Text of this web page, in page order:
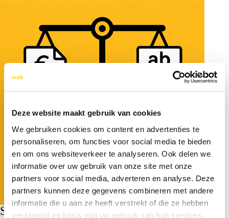
Deze website maakt gebruik van cookies
We gebruiken cookies om content en advertenties te
personaliseren, om functies voor social media te bieden
en om ons websiteverkeer te analyseren. Ook delen we
informatie over uw gebruik van onze site met onze
partners voor social media, adverteren en analyse. Deze
partners kunnen deze gegevens combineren met andere
informatie die u aan ze heeft verstrekt of die ze hebben
verzameld op basis van uw gebruik van hun services.
Schuld telt mee